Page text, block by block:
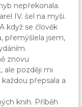
nepřekonala.
IV. šel na myši.
když se člověk
přemýšlela jsem,
znovu
ale později mi
přepsala a
knih. Příběh